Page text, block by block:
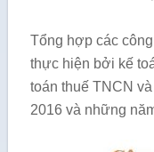
Tổng hợp các
thực hiện bởi kế
toán thuế TNCN
2016 và những